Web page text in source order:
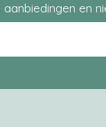
en